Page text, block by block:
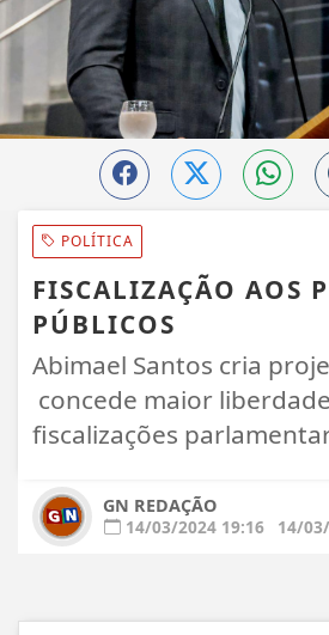
POLÍTICA
FISCALIZAÇÃO AOS
PÚBLICOS
Abimael Santos cria
concede maior
fiscalizações
GN REDAÇÃO
14/03/2024 19:16
14/